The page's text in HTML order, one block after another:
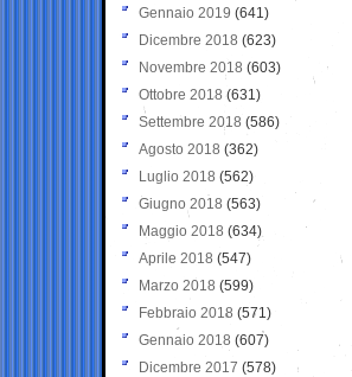
Gennaio 2019 (641)
Dicembre 2018 (623)
Novembre 2018 (603)
Ottobre 2018 (631)
Settembre 2018 (586)
Agosto 2018 (362)
Luglio 2018 (562)
Giugno 2018 (563)
Maggio 2018 (634)
Aprile 2018 (547)
Marzo 2018 (599)
Febbraio 2018 (571)
Gennaio 2018 (607)
Dicembre 2017 (578)